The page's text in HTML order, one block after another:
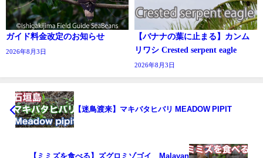
ガイド料金改定のお知らせ
2026年8月3日
【バナナの葉に止まる】カンム
リワシ Crested serpent eagle
2026年8月3日
【迷鳥渡来】マキバタヒバリ MEADOW PIPIT
【ミミズを食べる】ズグロミゾゴイ Malayan